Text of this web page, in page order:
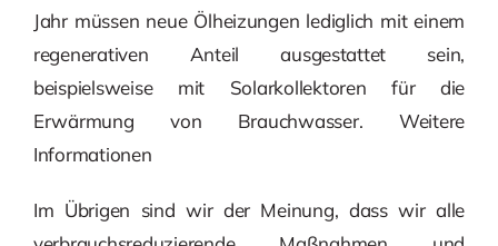
Jahr müssen neue Ölheizungen lediglich mit einem
regenerativen Anteil ausgestattet sein,
beispielsweise mit Solarkollektoren für die
Erwärmung von Brauchwasser. Weitere
Informationen
Im Übrigen sind wir der Meinung, dass wir alle